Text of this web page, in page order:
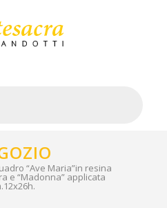
“Ave Maria”in resina
e “Madonna” applicata